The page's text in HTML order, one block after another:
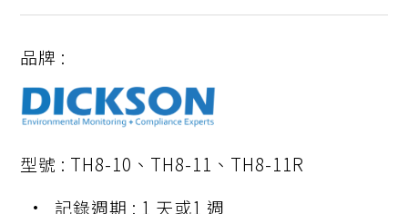
品牌 :
型號 : TH8-10、TH8-11、TH8-11R
• 記錄週期 : 1 天或1 週